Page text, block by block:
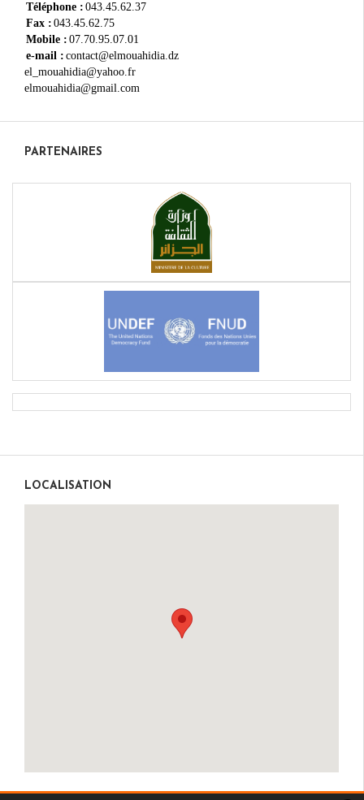
Téléphone : 043.45.62.37
Fax : 043.45.62.75
Mobile : 07.70.95.07.01
e-mail : contact@elmouahidia.dz
el_mouahidia@yahoo.fr
elmouahidia@gmail.com
PARTENAIRES
LOCALISATION